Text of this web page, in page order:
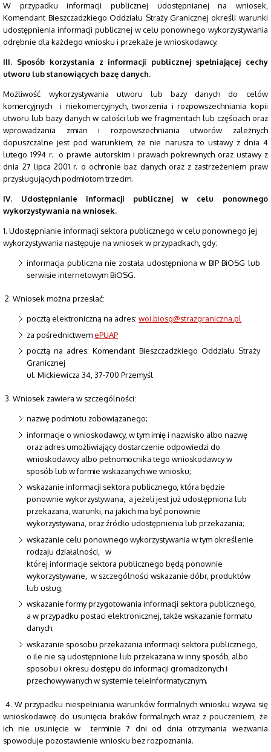
W przypadku informacji publicznej udostępnianej na wniosek,
Komendant Bieszczadzkiego Oddziału Straży Granicznej określi warunki
udostępnienia informacji publicznej w celu ponownego wykorzystywania
odrębnie dla każdego wniosku i przekaże je wnioskodawcy.
III. Sposób korzystania z informacji publicznej spełniającej cechy
utworu lub stanowiących bazę danych.
Możliwość wykorzystywania utworu lub bazy danych do celów
komercyjnych i niekomercyjnych, tworzenia i rozpowszechniania kopii
utworu lub bazy danych w całości lub we fragmentach lub częściach oraz
wprowadzania zmian i rozpowszechniania utworów zależnych
dopuszczalne jest pod warunkiem, że nie narusza to ustawy z dnia 4
lutego 1994 r. o prawie autorskim i prawach pokrewnych oraz ustawy z
dnia 27 lipca 2001 r. o ochronie baz danych oraz z zastrzeżeniem praw
przysługujących podmiotom trzecim.
IV. Udostępnianie informacji publicznej w celu ponownego
wykorzystywania na wniosek.
1. Udostępnianie informacji sektora publicznego w celu ponownego jej
wykorzystywania następuje na wniosek w przypadkach, gdy:
informacja publiczna nie została udostępniona w BIP BiOSG lub
serwisie internetowym BiOSG.
2. Wniosek można przesłać:
pocztą elektroniczną na adres:woi.biosg@strazgraniczna.pl
za pośrednictwemePUAP
pocztą na adres: Komendant Bieszczadzkiego Oddziału Straży
Granicznej
ul. Mickiewicza 34, 37-700 Przemyśl
3. Wniosek zawiera w szczególności:
nazwę podmiotu zobowiązanego;
informacje o wnioskodawcy, w tym imię i nazwisko albo nazwę
oraz adres umożliwiający dostarczenie odpowiedzi do
wnioskodawcy albo pełnomocnika tego wnioskodawcy w
sposób lub w formie wskazanych we wniosku;
wskazanie informacji sektora publicznego, która będzie
ponownie wykorzystywana, a jeżeli jest już udostępniona lub
przekazana, warunki, na jakich ma być ponownie
wykorzystywana, oraz źródło udostępnienia lub przekazania;
wskazanie celu ponownego wykorzystywania w tym określenie
rodzaju działalności, w
której informacje sektora publicznego będą ponownie
wykorzystywane, w szczególności wskazanie dóbr, produktów
lub usług;
wskazanie formy przygotowania informacji sektora publicznego,
a w przypadku postaci elektronicznej, także wskazanie formatu
danych;
wskazanie sposobu przekazania informacji sektora publicznego,
o ile nie są udostępnione lub przekazana w inny sposób, albo
sposobu i okresu dostępu do informacji gromadzonych i
przechowywanych w systemie teleinformatycznym.
4. W przypadku niespełniania warunków formalnych wniosku wzywa się
wnioskodawcę do usunięcia braków formalnych wraz z pouczeniem, że
ich nie usunięcie w terminie 7 dni od dnia otrzymania wezwania
spowoduje pozostawienie wniosku bez rozpoznania.